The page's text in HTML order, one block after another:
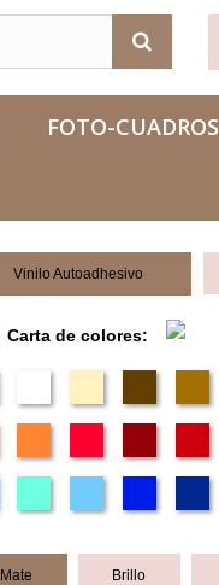
FOTO-CUADROS
Vinilo Autoadhesivo
Carta de colores:
Mate Brillo